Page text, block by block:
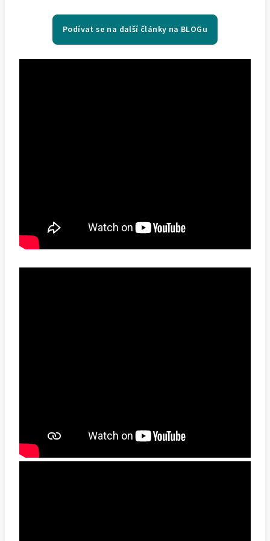
Podívat se na další články na BLOGu